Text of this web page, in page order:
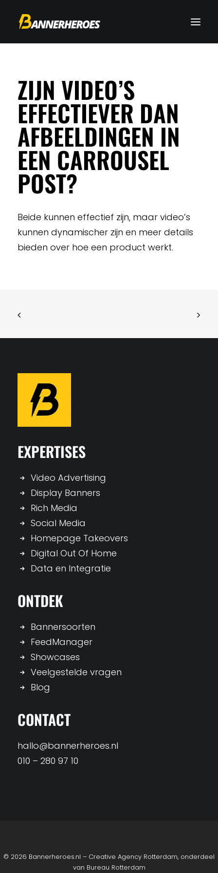
ZIJN VIDEO’S
EFFECTIEVER DAN
AFBEELDINGEN IN
EEN CARROUSEL
POST?
Beide kunnen effectief zijn, maar video’s
kunnen dynamischer zijn en meer details
bieden over hoe een product werkt.
EXPERTISES
Video Advertising
Display Banners
Rich Media
Social Media
Homepage Takeovers
Digital Out Of Home
Data en Integratie
ONTDEK
Bannersoorten
FeedManager
Showcases
Veelgestelde vragen
Blog
CONTACT
hallo@bannerheroes.nl
010 – 280 97 10
© 2026 Bannerheroes.nl – Creative Agency Rotterdam, onderdeel
van Bureau Rotterdam